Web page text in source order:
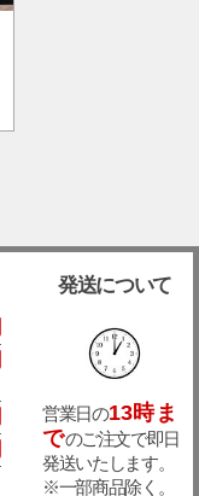
発送について
営業日の13時ま
でのご注文で即日
発送いたします。
※一部商品除く。